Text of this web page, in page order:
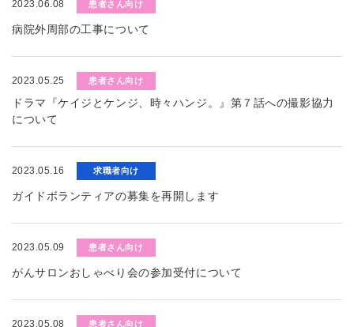
2023.06.08 患者さん向け
病院外周部の工事について
2023.05.25 患者さん向け
ドラマ『ケイジとケンジ、時々ハンジ。』第７話への撮影協力
について
2023.05.16 求職者向け
ガイドボランティアの募集を再開します
2023.05.09 患者さん向け
がんサロンおしゃべり会の参加受付について
2023.05.08 患者さん向け